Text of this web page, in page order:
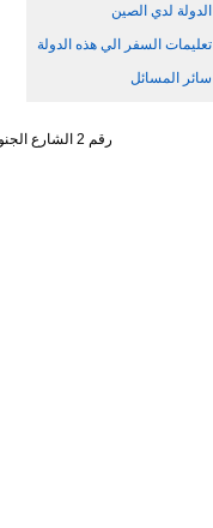
الدولة لدي الصين
تعليمات السفر الي هذه الدولة
سائر المسائل
رقم 2 الشارع الجنوبي ، تشاو يانغ من ، حي تشاو يانغ ، مدينة بكين رقم البريد : 100701 التليفون : 65961114 - 10 - 86 +